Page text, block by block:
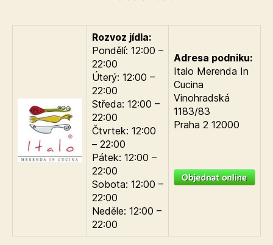
Rozvoz jídla:
Pondělí: 12:00 –
22:00
Úterý: 12:00 –
22:00
Středa: 12:00 –
22:00
Čtvrtek: 12:00
– 22:00
Pátek: 12:00 –
22:00
Sobota: 12:00 –
22:00
Neděle: 12:00 –
22:00
Adresa podniku:
Italo Merenda In
Cucina
Vinohradská
1183/83
Praha 2 12000